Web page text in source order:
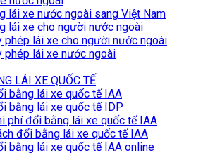
lái xe nước ngoài sang Việt Nam
lái xe cho người nước ngoài
lái xe cho người nước ngoài
phép lái xe nước ngoài
LÁI XE QUỐC TẾ
bằng lái xe quốc tế IAA
bằng lái xe quốc tế IDP
phí đổi bằng lái xe quốc tế IAA
đổi bằng lái xe quốc tế IAA
bằng lái xe quốc tế IAA online